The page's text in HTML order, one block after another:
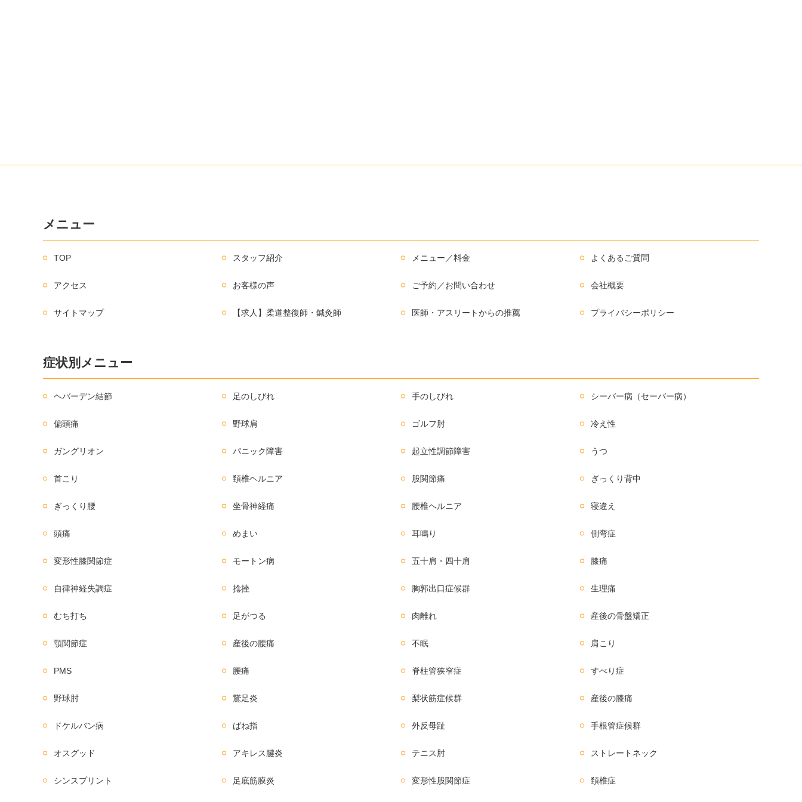
メニュー
TOP スタッフ紹介 メニュー／料金 よくあるご質問
アクセス お客様の声 ご予約／お問い合わせ 会社概要
サイトマップ 【求人】柔道整復師・鍼灸師 医師・アスリートからの推薦 プライバシーポリシー
症状別メニュー
ヘバーデン結節 足のしびれ 手のしびれ シーバー病（セーバー病）
偏頭痛 野球肩 ゴルフ肘 冷え性
ガングリオン パニック障害 起立性調節障害 うつ
首こり 頚椎ヘルニア 股関節痛 ぎっくり背中
ぎっくり腰 坐骨神経痛 腰椎ヘルニア 寝違え
頭痛 めまい 耳鳴り 側弯症
変形性膝関節症 モートン病 五十肩・四十肩 膝痛
自律神経失調症 捻挫 胸郭出口症候群 生理痛
むち打ち 足がつる 肉離れ 産後の骨盤矯正
顎関節症 産後の腰痛 不眠 肩こり
PMS 腰痛 脊柱管狭窄症 すべり症
野球肘 鵞足炎 梨状筋症候群 産後の膝痛
ドケルバン病 ばね指 外反母趾 手根管症候群
オスグッド アキレス腱炎 テニス肘 ストレートネック
シンスプリント 足底筋膜炎 変形性股関節症 頚椎症